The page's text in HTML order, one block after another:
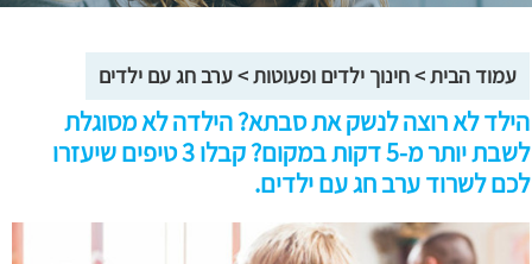
עמוד הבית>חינוך ילדים ופעוטות>ערב חג עם ילדים
הילד לא רוצה לנשק את סבתא? הילדה לא מסוגלת
לשבת יותר מ-5 דקות במקום? קבלו 3 טיפים שיעזרו
לכם לשרוד ערב חג עם ילדים.